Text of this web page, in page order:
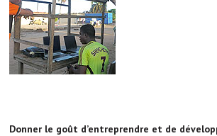
Donner le goût d’entreprendre et de